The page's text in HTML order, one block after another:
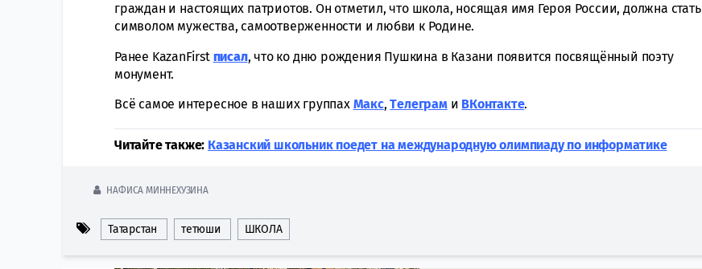
граждан и настоящих патриотов. Он отметил, что школа, носящая имя Героя России, должна стать
символом мужества, самоотверженности и любви к Родине.
Ранее KazanFirst писал, что ко дню рождения Пушкина в Казани появится посвящённый поэту
монумент.
Всё самое интересное в наших группах Макс,Tелеграми ВКонтакте.
Читайте также: Казанский школьник поедет на международную олимпиаду по информатике
НАФИСА МИННЕХУЗИНА
Татарстан тетюши ШКОЛА